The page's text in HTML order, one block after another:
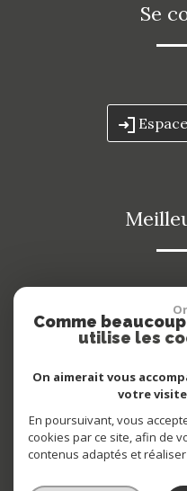
se
© 2026 | Tous droits
Plan du site-Mentions légales-
Comme
utilise les
On aimerait vous
votre
En poursuivant, vous
cookies par ce site, afin de
contenus adaptés et